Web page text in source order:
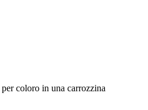
coloro in una carrozzina